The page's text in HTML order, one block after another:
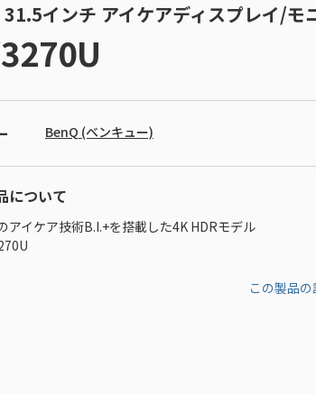
インチ アイケアディスプレイ/モ
BenQ (ベンキュー)
について
アイケア技術B.I.+を搭載した4K HDRモデル
この製品